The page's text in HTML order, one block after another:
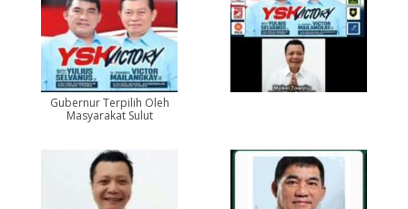
Gubernur Terpilih Oleh
Masyarakat Sulut